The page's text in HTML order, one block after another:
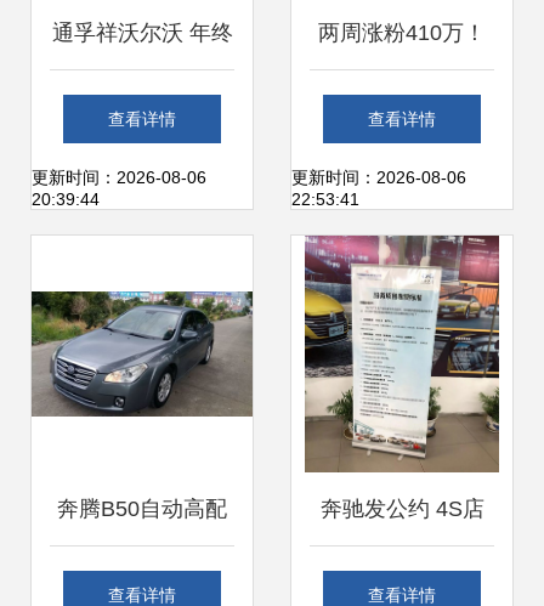
通孚祥沃尔沃 年终
大奖驾到，意想不
到的“沃”式好礼，
查看详情
更新时间：2026-08-06
20:39:44
两周涨粉410万！
抖音汽车类账号如
何打造爆款？
查看详情
更新时间：2026-08-06
22:53:41
奔腾B50自动高配
星耀灰二手车交易
查看详情
奔驰发公约 4S店
明码标价，汽车金
查看详情